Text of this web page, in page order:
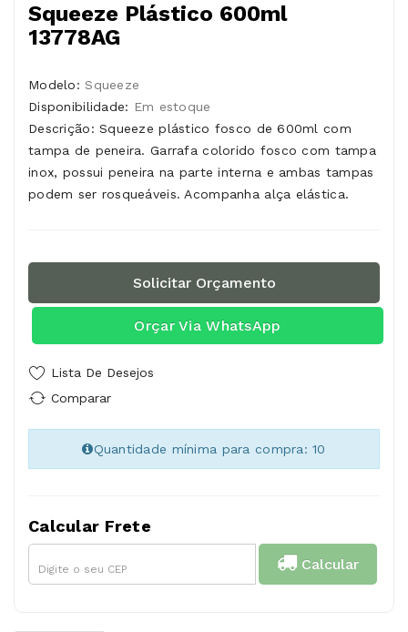
Squeeze Plástico 600ml
13778AG
Modelo:Squeeze
Disponibilidade: Em estoque
Descrição: Squeeze plástico fosco de 600ml com
tampa de peneira. Garrafa colorido fosco com tampa
inox, possui peneira na parte interna e ambas tampas
podem ser rosqueáveis. Acompanha alça elástica.
Solicitar Orçamento
Orçar Via WhatsApp
Lista De Desejos
Comparar
Quantidade mínima para compra: 10
Calcular Frete
Calcular